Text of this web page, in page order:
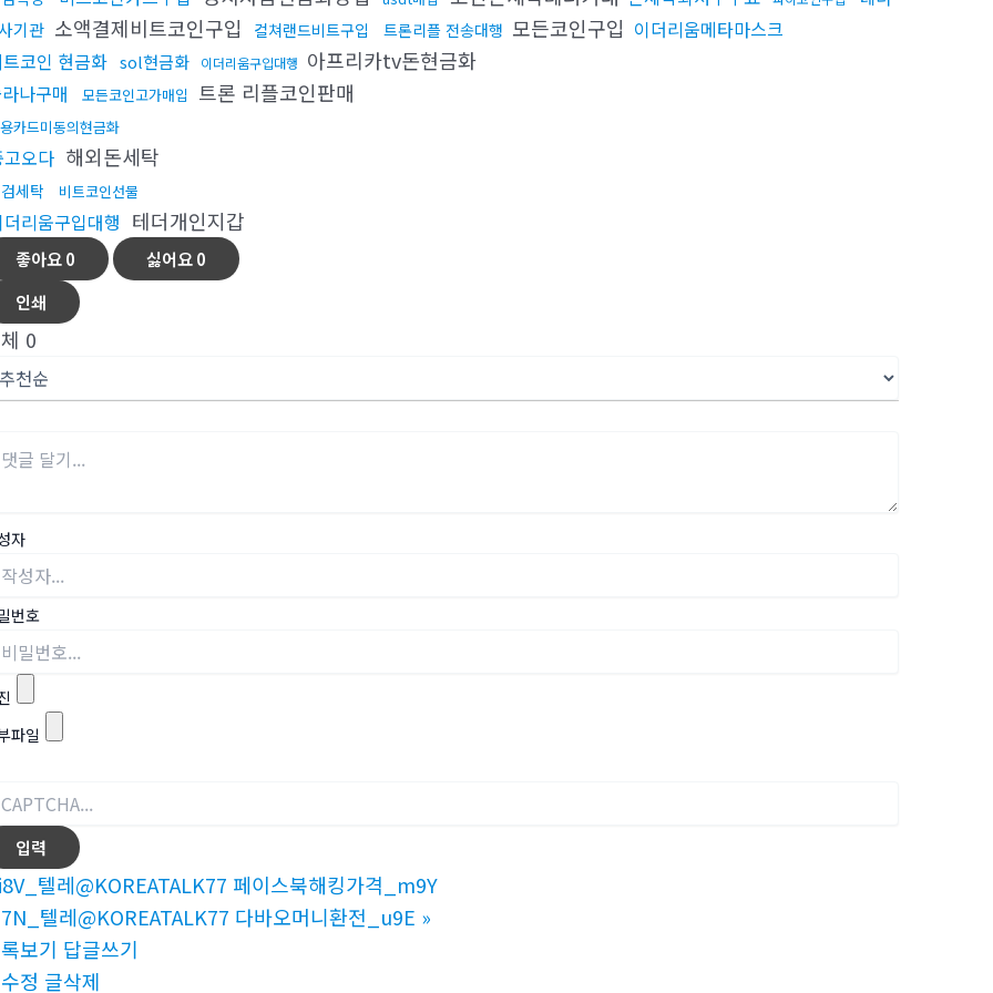
기관 소액결제비트코인구입 컬쳐랜드비트구입 트론리플 전송대행 모든코인구입 이더리움메타마스크
코인 현금화 sol현금화 이더리움구입대행 아프리카tv돈현금화
나구매 모든코인고가매입 트론 리플코인판매
카드미동의현금화
오다 해외돈세탁
세탁 비트코인선물
리움구입대행 테더개인지갑
좋아요0 싫어요0
인쇄
0
자
번호
파일
텔레@KOREATALK77 페이스북해킹가격_m9Y
텔레@KOREATALK77 다바오머니환전_u9E »
보기 답글쓰기
정 글삭제